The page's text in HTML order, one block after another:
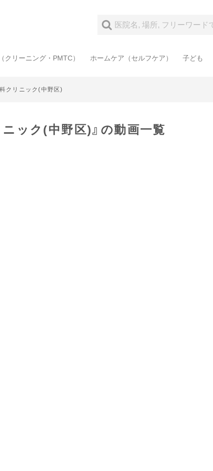
クリーニング・PMTC） ホームケア（セルフケア） 子ども
クリニック(中野区)
ック(中野区)』の動画一覧